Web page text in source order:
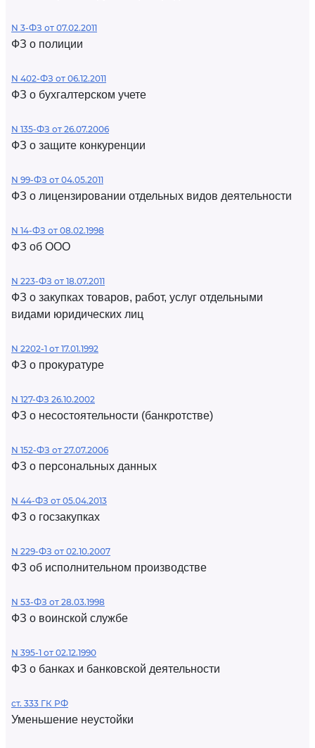
N 3-ФЗ от 07.02.2011
ФЗ о полиции
N 402-ФЗ от 06.12.2011
ФЗ о бухгалтерском учете
N 135-ФЗ от 26.07.2006
ФЗ о защите конкуренции
N 99-ФЗ от 04.05.2011
ФЗ о лицензировании отдельных видов деятельности
N 14-ФЗ от 08.02.1998
ФЗ об ООО
N 223-ФЗ от 18.07.2011
ФЗ о закупках товаров, работ, услуг отдельными
видами юридических лиц
N 2202-1 от 17.01.1992
ФЗ о прокуратуре
N 127-ФЗ 26.10.2002
ФЗ о несостоятельности (банкротстве)
N 152-ФЗ от 27.07.2006
ФЗ о персональных данных
N 44-ФЗ от 05.04.2013
ФЗ о госзакупках
N 229-ФЗ от 02.10.2007
ФЗ об исполнительном производстве
N 53-ФЗ от 28.03.1998
ФЗ о воинской службе
N 395-1 от 02.12.1990
ФЗ о банках и банковской деятельности
ст. 333 ГК РФ
Уменьшение неустойки